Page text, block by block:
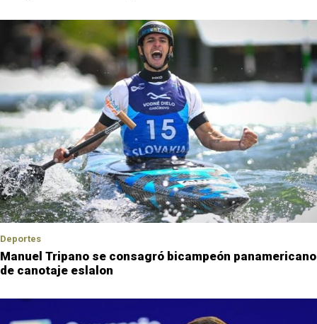
Deportes
Manuel Tripano se consagró bicampeón panamericano
de canotaje eslalon